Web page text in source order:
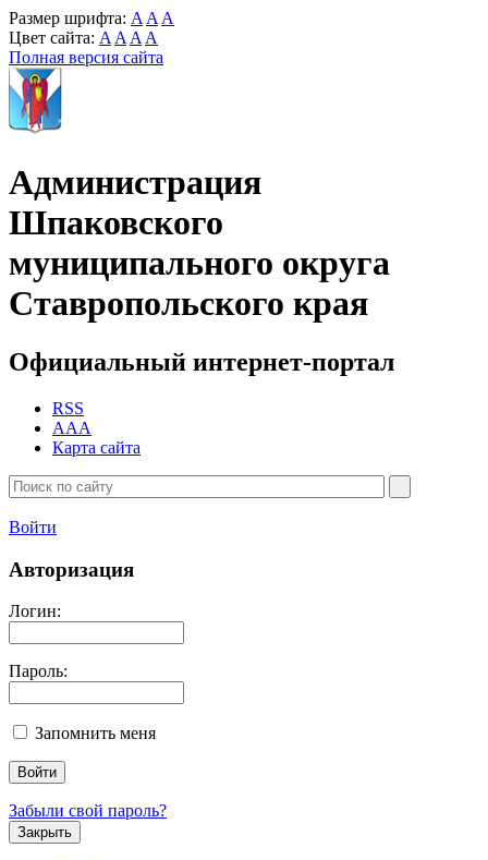
Размер шрифта: A A A
Цвет сайта: A A A A
Полная версия сайта
Администрация
Шпаковского
муниципального округа
Ставропольского края
Официальный интернет-портал
RSS
AAA
Карта сайта
Войти
Авторизация
Логин:
Пароль:
Запомнить меня
Забыли свой пароль?
Закрыть